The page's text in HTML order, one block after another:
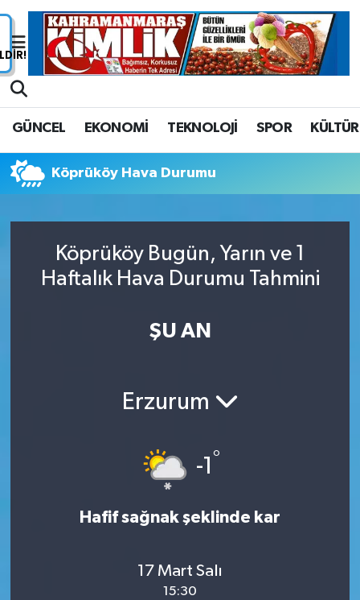
GÜNCEL EKONOMİ TEKNOLOJİ SPOR KÜLTÜR
Köprüköy Hava Durumu
Köprüköy Bugün, Yarın ve 1
Haftalık Hava Durumu Tahmini
ŞU AN
Erzurum
-1 °
Hafif sağnak şeklinde kar
17 Mart Salı
15:30
Nöbetçi Eczaneler
Trafik Durumu
Süper Lig Puan Durumu ve Fikstür
Tüm Manşetler